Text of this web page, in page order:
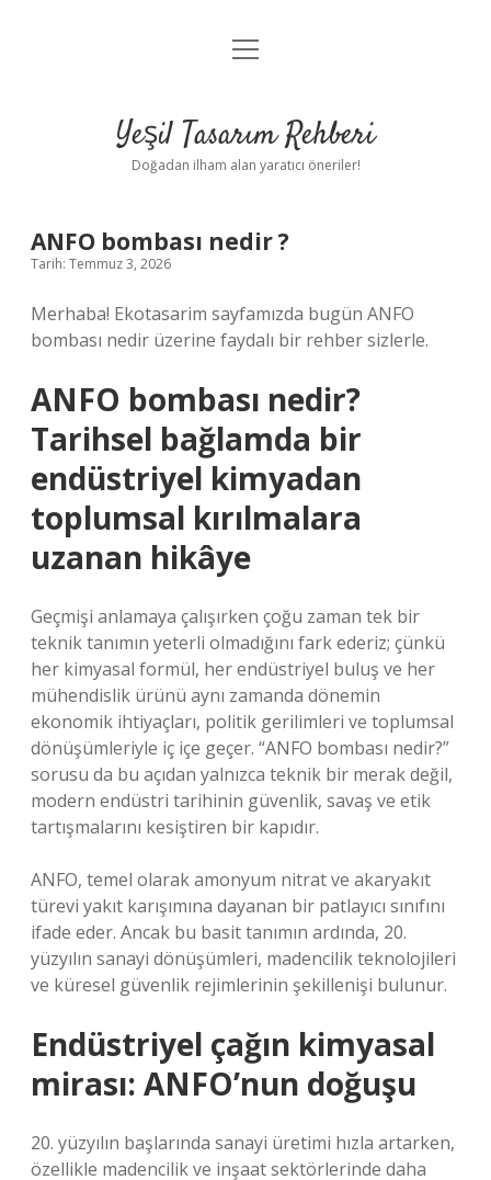
Anasayfa
Yasal Uyarı
menüyü
Yeşil Tasarım Rehberi
Doğadan ilham alan yaratıcı öneriler!
ANFO bombası nedir ?
Tarih: Temmuz 3, 2026
Merhaba! Ekotasarim sayfamızda bugün ANFO
bombası nedir üzerine faydalı bir rehber sizlerle.
ANFO bombası nedir?
Tarihsel bağlamda bir
endüstriyel kimyadan
toplumsal kırılmalara
uzanan hikâye
Geçmişi anlamaya çalışırken çoğu zaman tek bir
teknik tanımın yeterli olmadığını fark ederiz; çünkü
her kimyasal formül, her endüstriyel buluş ve her
mühendislik ürünü aynı zamanda dönemin
ekonomik ihtiyaçları, politik gerilimleri ve toplumsal
dönüşümleriyle iç içe geçer. “ANFO bombası nedir?”
sorusu da bu açıdan yalnızca teknik bir merak değil,
modern endüstri tarihinin güvenlik, savaş ve etik
tartışmalarını kesiştiren bir kapıdır.
ANFO, temel olarak amonyum nitrat ve akaryakıt
türevi yakıt karışımına dayanan bir patlayıcı sınıfını
ifade eder. Ancak bu basit tanımın ardında, 20.
yüzyılın sanayi dönüşümleri, madencilik teknolojileri
ve küresel güvenlik rejimlerinin şekillenişi bulunur.
Endüstriyel çağın kimyasal
mirası: ANFO’nun doğuşu
20. yüzyılın başlarında sanayi üretimi hızla artarken,
özellikle madencilik ve inşaat sektörlerinde daha